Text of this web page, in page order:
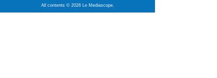
All contents © 2026 Le Mediascope.